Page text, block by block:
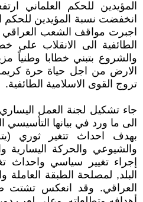
اجبرت مواقف الشعب العراقي
الطائفية الى الانقلاب على
والشروع بتبني خطابا وطنياً
الارض من اجل حياة حرة
تروج القوى الاسلامية الطائفية.
جاء تشكيل لجنة العمل
بهدف احداث تتغير ثوري
والشيوعي والحركة اليسارية
إجراء تغيير سياسي واحداث
البلد, لمصلحة الطبقة
العراقي. وقد انعكس تشتت